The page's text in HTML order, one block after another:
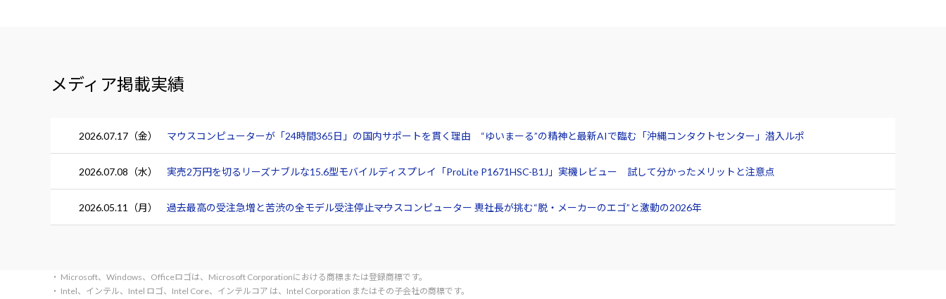
メディア掲載実績
2026.07.17（金） マウスコンピューターが「24時間365日」の国内サポートを貫く理由 “ゆいまーる”の精神と最新AIで臨む「沖縄コンタクトセンター」潜入ルポ
2026.07.08（水） 実売2万円を切るリーズナブルな15.6型モバイルディスプレイ「ProLite P1671HSC-B1J」実機レビュー 試して分かったメリットと注意点
2026.05.11（月） 過去最高の受注急増と苦渋の全モデル受注停止――マウスコンピューター 軣社長が挑む“脱・メーカーのエゴ”と激動の2026年
・ Microsoft、Windows、Officeロゴは、Microsoft Corporationにおける商標または登録商標です。
・ Intel、インテル、Intel ロゴ、Intel Core、インテルコア は、Intel Corporation またはその子会社の商標です。